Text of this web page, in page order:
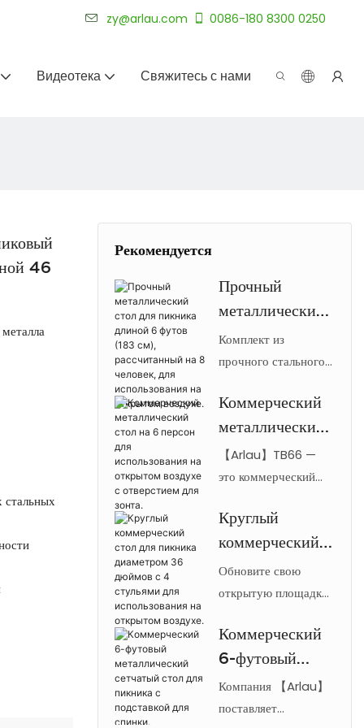
zy@arlau.com 0086-180 8300 0250
Видеотека Свяжитесь с нами
46
стальных
Рекомендуется
Прочный
металлический
стол для
пикника длиной
см),
рассчитанный
на 8 человек,
для
на открытом
воздухе.
Комплект из
прочного стального
Arlau длиной 72
дюйма с
термопластичным
покрытием, сетчатой ​​
скамейками на 8
человек, идеально
коммерческих
открытых площадок.
Коммерческий
металлический
стол на 6
персон для
на открытом
воздухе с
отверстием для
зонта.
【Arlau】TB66 —
это коммерческий
на 6 персон для
использования на
открытом воздухе,
стальной сетки с
отверстием для зонта
покрытием,
предназначенный для
Круглый
коммерческий
стол для
пикника
дюймов с 4
стульями для
использования
на открытом
Обновите свою
открытую площадку
пикниковых столов
Arlau диаметром 36
дюймов (91 см),
Коммерческий
6-футовый
металлический
сетчатый стол
Компания 【Arlau】
поставляет